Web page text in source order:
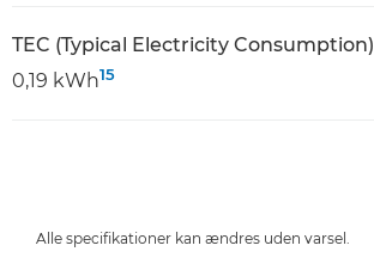
TEC (Typical Electricity Consumption)
0,19 kWh15
Alle specifikationer kan ændres uden varsel.